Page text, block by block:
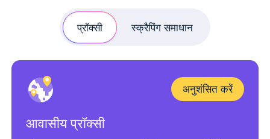
प्रॉक्सी स्क्रैपिंग समाधान
अनुशंसित करें
आवासीय प्रॉक्सी